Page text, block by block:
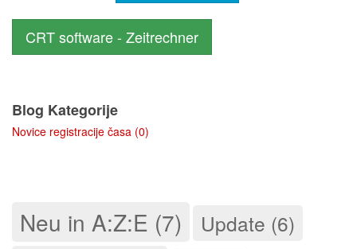
CRT software - Zeitrechner
Blog Kategorije
Novice registracije časa (0)
Neu in A:Z:E (7)
Update (6)